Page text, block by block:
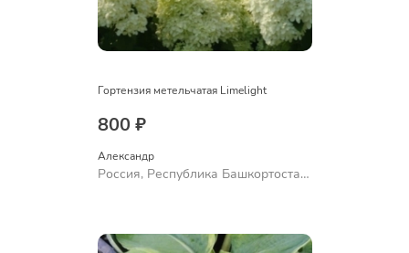
Гортензия метельчатая Limelight
800 ₽
Александр
Россия, Республика Башкортостан,